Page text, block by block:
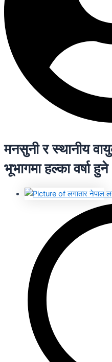
मनसुनी र स्थानीय
भूभागमा हल्का वर्षा हुने